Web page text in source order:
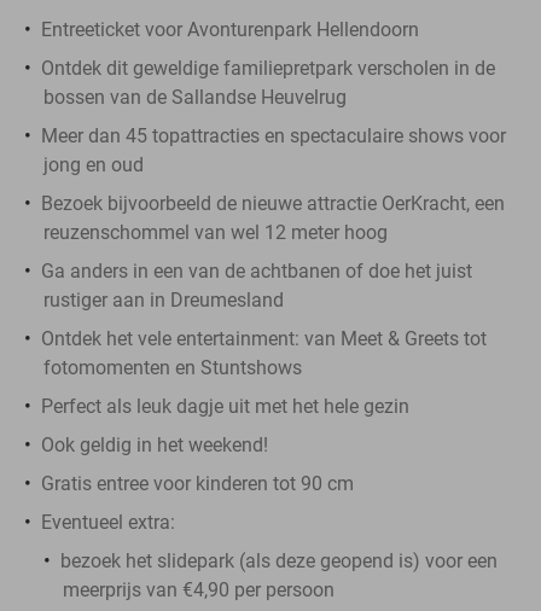
Entreeticket voor Avonturenpark Hellendoorn
Ontdek dit geweldige familiepretpark verscholen in de
bossen van de Sallandse Heuvelrug
Meer dan 45 topattracties en spectaculaire shows voor
jong en oud
Bezoek bijvoorbeeld de nieuwe attractie OerKracht, een
reuzenschommel van wel 12 meter hoog
Ga anders in een van de achtbanen of doe het juist
rustiger aan in Dreumesland
Ontdek het vele entertainment: van Meet & Greets tot
fotomomenten en Stuntshows
Perfect als leuk dagje uit met het hele gezin
Ook geldig in het weekend!
Gratis entree voor kinderen tot 90 cm
Eventueel extra:
bezoek het slidepark (als deze geopend is) voor een
meerprijs van €4,90 per persoon